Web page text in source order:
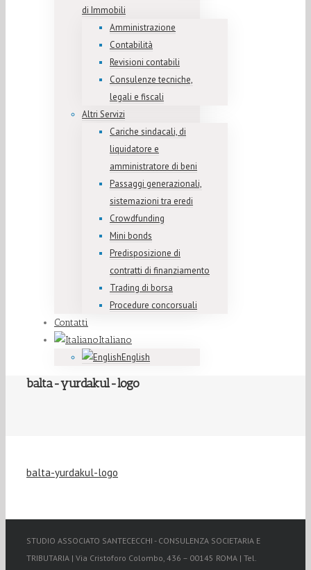
di Immobili
Amministrazione
Contabilità
Revisioni contabili
Consulenze tecniche,
legali e fiscali
Altri Servizi
Cariche sindacali, di
liquidatore e
amministratore di beni
Passaggi generazionali,
sistemazioni tra eredi
Crowdfunding
Mini bonds
Predisposizione di
contratti di finanziamento
Trading di borsa
Procedure concorsuali
Contatti
Italiano
English
balta-yurdakul-logo
balta-yurdakul-logo
STUDIO ASSOCIATO SANTECECCHI - CONSULENZA SOCIETARIA E
TRIBUTARIA | Via Cristoforo Colombo, 436 – 00145 ROMA | Tel.